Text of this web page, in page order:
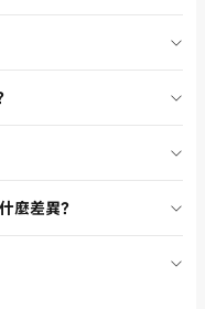
風機新品上市時間，
考分類頁的用戶評
質。外型輕巧，握感
同使用，讓每個人都
麼差異？
的消費者。兩者皆具